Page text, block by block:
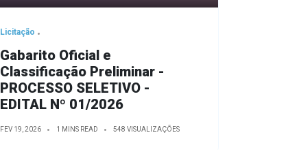
Licitação
Gabarito Oficial e
Classificação Preliminar -
PROCESSO SELETIVO -
EDITAL Nº 01/2026
FEV 19, 2026 1 MINS READ 548 VISUALIZAÇÕES